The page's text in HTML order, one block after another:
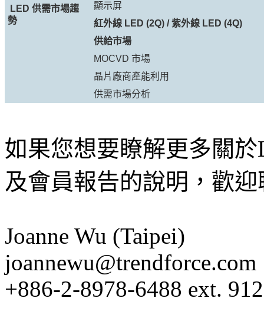
LED 供需市場趨
勢
顯示屏
紅外線 LED (2Q) /紫外線 LED (4Q)
供給市場
MOCVD 市場
晶片廠商產能利用
供需市場分析
如果您想要瞭解更多關
及會員報告的說明，歡
Joanne Wu (Taipei)
joannewu@trendforce.com
+886-2-8978-6488 ext. 912